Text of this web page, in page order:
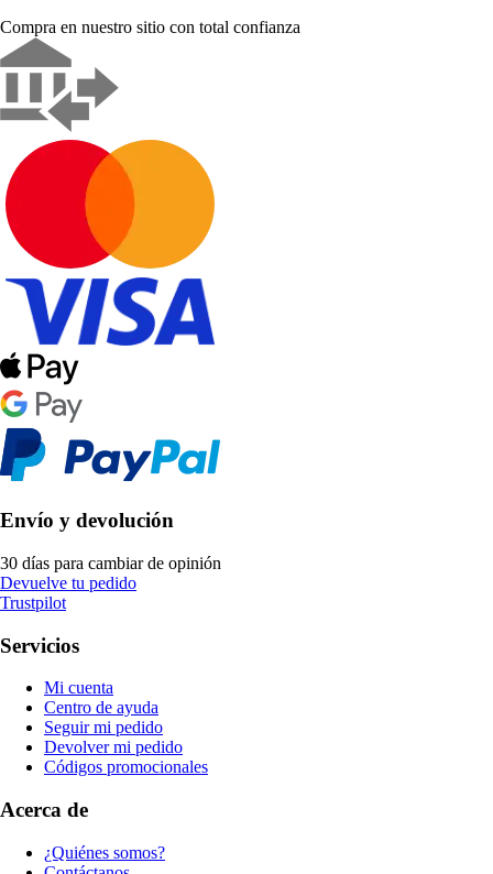
Compra en nuestro sitio con total confianza
Envío y devolución
30 días para cambiar de opinión
Devuelve tu pedido
Trustpilot
Servicios
Mi cuenta
Centro de ayuda
Seguir mi pedido
Devolver mi pedido
Códigos promocionales
Acerca de
¿Quiénes somos?